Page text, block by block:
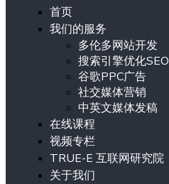
首页
我们的服务
多伦多网站开发
搜索引擎优化SEO
谷歌PPC广告
社交媒体营销
中英文媒体发稿
在线课程
视频专栏
TRUE-E 互联网研究院
关于我们